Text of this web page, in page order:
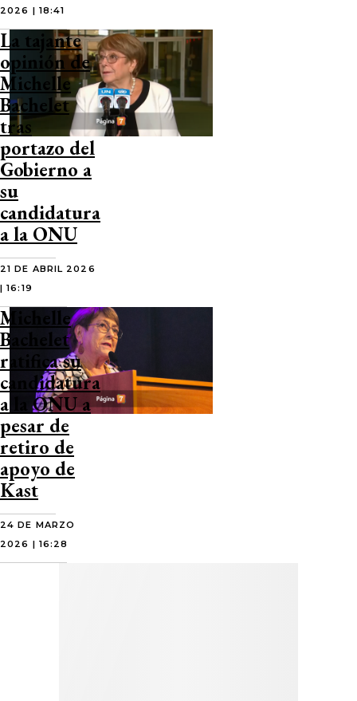
2026 | 18:41
La tajante
opinión de
Michelle
Bachelet
tras
portazo del
Gobierno a
su
candidatura
a la ONU
21 DE ABRIL 2026
| 16:19
Michelle
Bachelet
ratifica su
candidatura
a la ONU a
pesar de
retiro de
apoyo de
Kast
24 DE MARZO
2026 | 16:28